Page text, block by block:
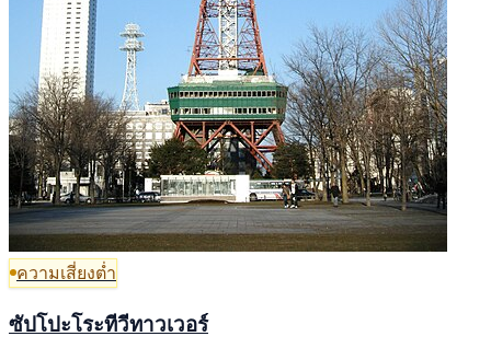
ความเสี่ยงต่ำ
ซัปโปะโระทีวีทาวเวอร์